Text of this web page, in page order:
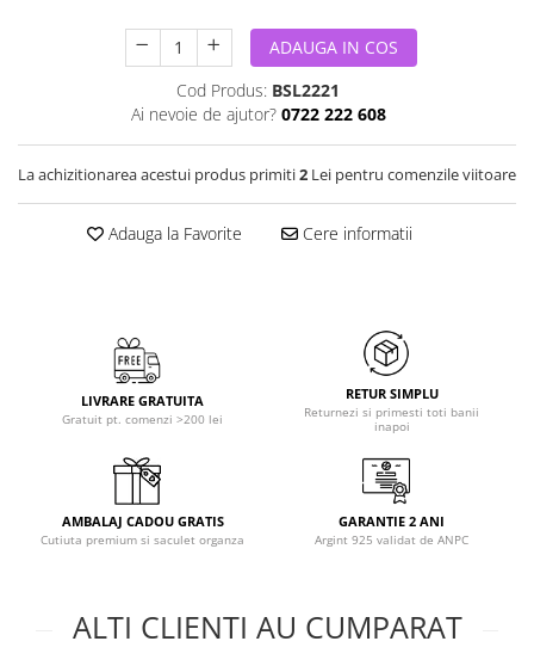
ADAUGA IN COS
Cod Produs: BSL2221
Ai nevoie de ajutor? 0722 222 608
La achizitionarea acestui produs primiti2 Lei pentru comenzile viitoare
Adauga la Favorite Cere informatii
LIVRARE GRATUITA
Gratuit pt. comenzi >200 lei
RETUR SIMPLU
Returnezi si primesti toti banii
inapoi
AMBALAJ CADOU GRATIS
Cutiuta premium si saculet organza
GARANTIE 2 ANI
Argint 925 validat de ANPC
ALTI CLIENTI AU CUMPARAT